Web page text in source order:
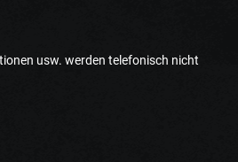
usw. werden telefonisch nicht